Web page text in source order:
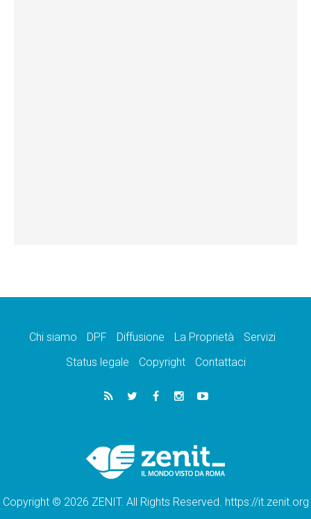
Chi siamo DPF Diffusione La Proprietà
Servizi
Status legale
Copyright Contattaci
Copyright © 2026 ZENIT. All Rights Reserved. https://it.zenit.org